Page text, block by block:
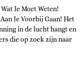
Je Moet Weten!
Je Voorbij Gaan! Het
in de lucht hangt en
die op zoek zijn naar